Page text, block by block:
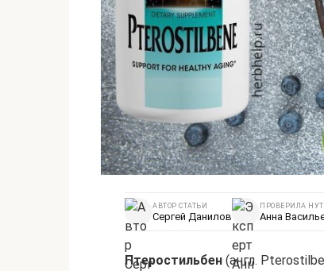
АВТОР СТАТЬИ
Сергей Данилов
ПРОВЕРИЛА
Анна
Птеростильбен (англ.